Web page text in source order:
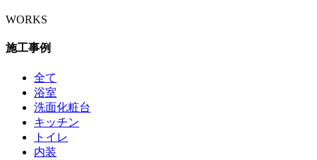
WORKS
施工事例
全て
浴室
洗面化粧台
キッチン
トイレ
内装